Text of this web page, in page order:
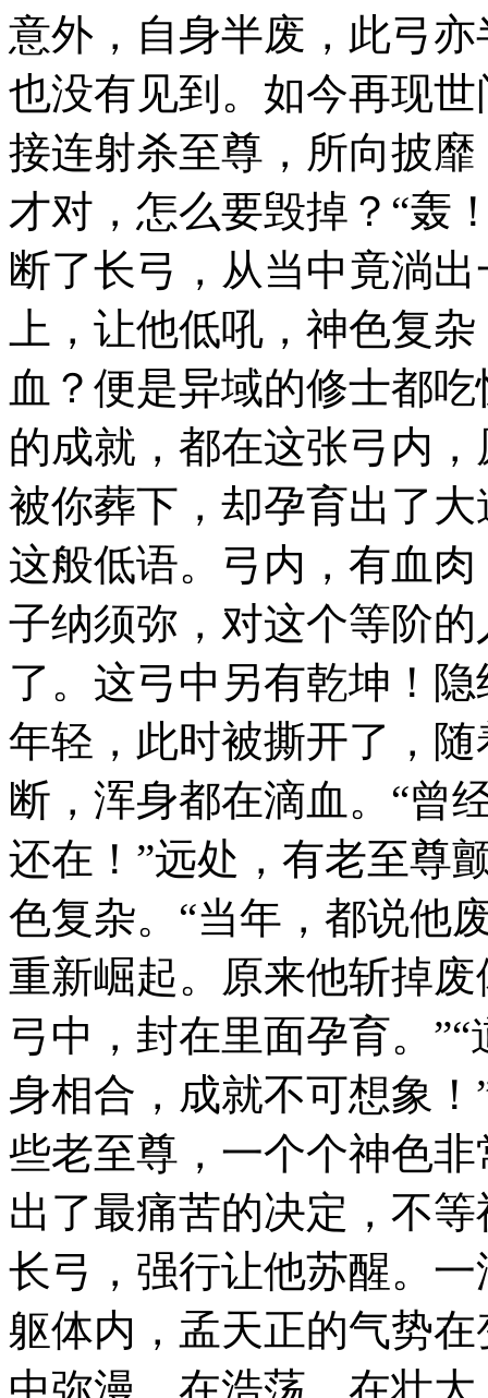
意外，自身半废，此弓
也没有见到。如今再现
接连射杀至尊，所向披
才对，怎么要毁掉？“轰
断了长弓，从当中竟淌
上，让他低吼，神色复
血？便是异域的修士都
的成就，都在这张弓内
被你葬下，却孕育出了
这般低语。弓内，有血
子纳须弥，对这个等阶
了。这弓中另有乾坤！
年轻，此时被撕开了，
断，浑身都在滴血。“曾
还在！”远处，有老至尊
色复杂。“当年，都说他
重新崛起。原来他斩掉
弓中，封在里面孕育。
身相合，成就不可想象
些老至尊，一个个神色
出了最痛苦的决定，不
长弓，强行让他苏醒。
躯体内，孟天正的气势
中弥漫，在浩荡，在壮